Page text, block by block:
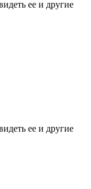
ее и другие
ее и другие